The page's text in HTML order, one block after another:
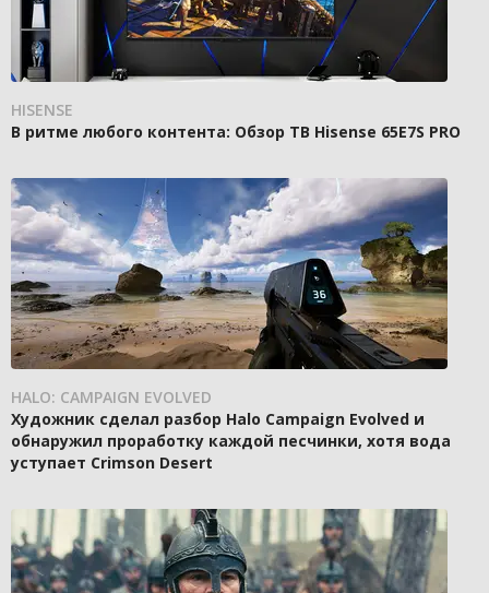
HISENSE
В ритме любого контента: Обзор ТВ Hisense 65E7S PRO
HALO: CAMPAIGN EVOLVED
Художник сделал разбор Halo Campaign Evolved и
обнаружил проработку каждой песчинки, хотя вода
уступает Crimson Desert